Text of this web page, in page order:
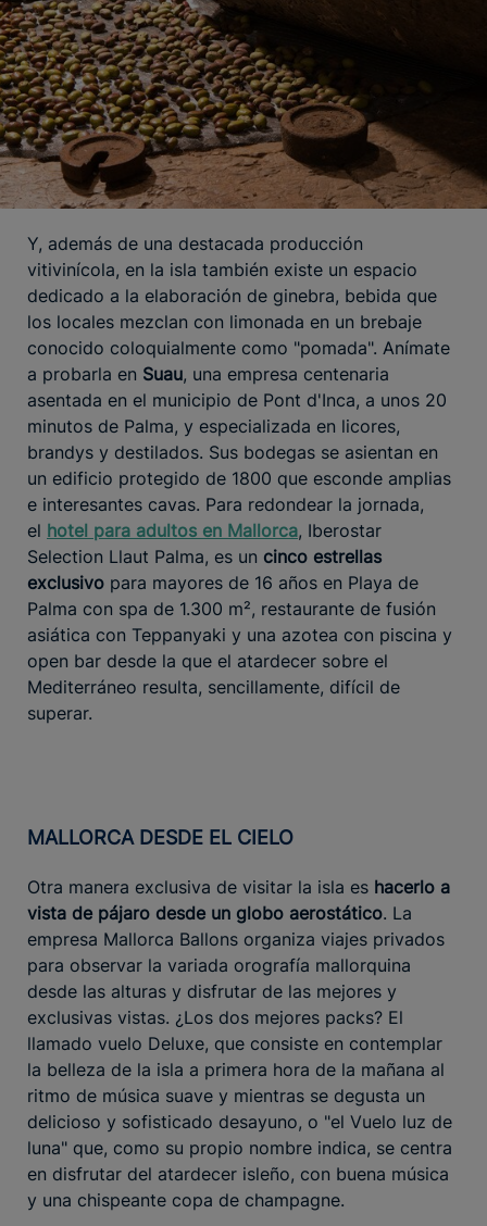
Y, además de una destacada producción
vitivinícola, en la isla también existe un espacio
dedicado a la elaboración de ginebra, bebida que
los locales mezclan con limonada en un brebaje
conocido coloquialmente como "pomada". Anímate
a probarla en Suau, una empresa centenaria
asentada en el municipio de Pont d'Inca, a unos 20
minutos de Palma, y especializada en licores,
brandys y destilados. Sus bodegas se asientan en
un edificio protegido de 1800 que esconde amplias
e interesantes cavas. Para redondear la jornada,
el hotel para adultos en Mallorca, Iberostar
Selection Llaut Palma, es un cinco estrellas
exclusivo para mayores de 16 años en Playa de
Palma con spa de 1.300 m², restaurante de fusión
asiática con Teppanyaki y una azotea con piscina y
open bar desde la que el atardecer sobre el
Mediterráneo resulta, sencillamente, difícil de
superar.
MALLORCA DESDE EL CIELO
Otra manera exclusiva de visitar la isla es hacerlo a
vista de pájaro desde un globo aerostático. La
empresa Mallorca Ballons organiza viajes privados
para observar la variada orografía mallorquina
desde las alturas y disfrutar de las mejores y
exclusivas vistas. ¿Los dos mejores packs? El
llamado vuelo Deluxe, que consiste en contemplar
la belleza de la isla a primera hora de la mañana al
ritmo de música suave y mientras se degusta un
delicioso y sofisticado desayuno, o "el Vuelo luz de
luna" que, como su propio nombre indica, se centra
en disfrutar del atardecer isleño, con buena música
y una chispeante copa de champagne.